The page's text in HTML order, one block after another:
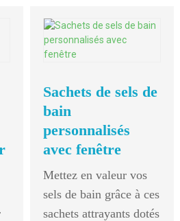
Sachets de sels de
bain
personnalisés
avec fenêtre
Mettez en valeur vos
sels de bain grâce à ces
sachets attrayants dotés